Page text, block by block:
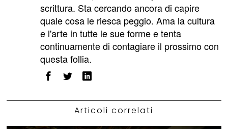
scrittura. Sta cercando ancora di capire
quale cosa le riesca peggio. Ama la cultura
e l'arte in tutte le sue forme e tenta
continuamente di contagiare il prossimo con
questa follia.
Articoli correlati